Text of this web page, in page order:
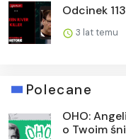
Odcinek
3 lat temu
Polecane
OHO:
o Twoim